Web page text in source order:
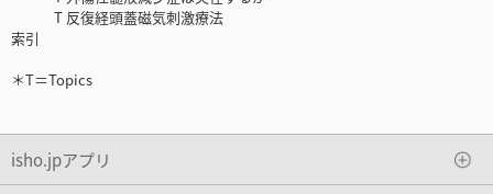
T 反復経頭蓋磁気刺激療法
索引
＊T＝Topics
isho.jpアプリ